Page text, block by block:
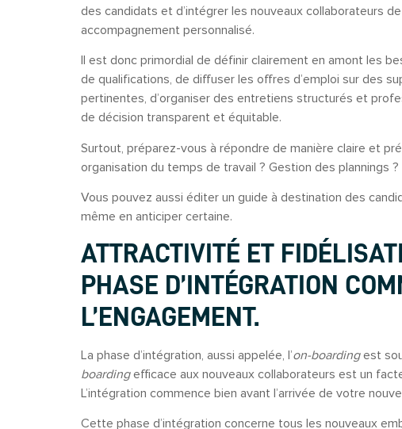
des candidats et d’intégrer les nouveaux collaborateurs
accompagnement personnalisé.
Il est donc primordial de définir clairement en amont les
de qualifications, de diffuser les offres d’emploi sur des
pertinentes, d’organiser des entretiens structurés et
de décision transparent et équitable.
Surtout, préparez-vous à répondre de manière claire et
organisation du temps de travail ? Gestion des plannings
Vous pouvez aussi éditer un guide à destination des
même en anticiper certaine.
ATTRACTIVITÉ ET
PHASE D’INTÉGRATION
L’ENGAGEMENT.
La phase d’intégration, aussi appelée, l’on-boardingest
boardingefficace aux nouveaux collaborateurs est un
L’intégration commence bien avant l’arrivée de votre
Cette phase d’intégration concerne tous les nouveaux